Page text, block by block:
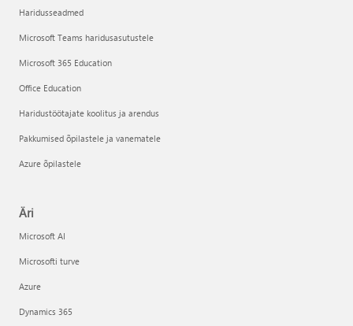
Haridusseadmed
Microsoft Teams haridusasutustele
Microsoft 365 Education
Office Education
Haridustöötajate koolitus ja arendus
Pakkumised õpilastele ja vanematele
Azure õpilastele
Äri
Microsoft AI
Microsofti turve
Azure
Dynamics 365